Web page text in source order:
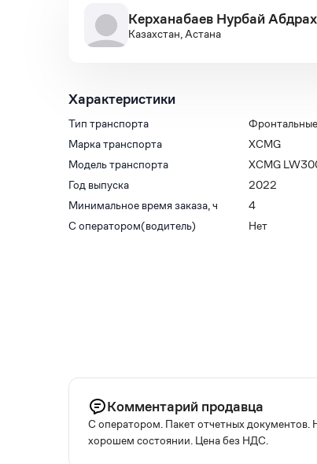
Керханабаев Нурбай
Казахстан, Астана
Характеристики
Тип транспорта
Марка транспорта
XCMG
Модель транспорта
XCMG
Год выпуска
2022
Минимальное время заказа, ч
4
С оператором(водитель)
Нет
Комментарий продавца
С оператором. Пакет отчетных документов.
хорошем состоянии. Цена без НДС.